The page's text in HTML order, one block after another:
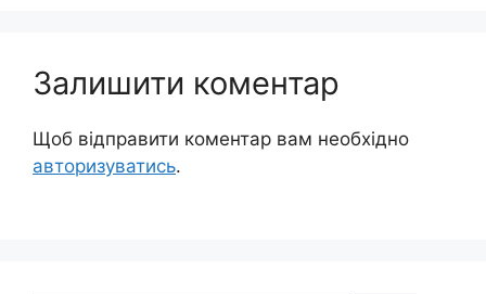
Залишити коментар
Щоб відправити коментар вам необхідно
авторизуватись.